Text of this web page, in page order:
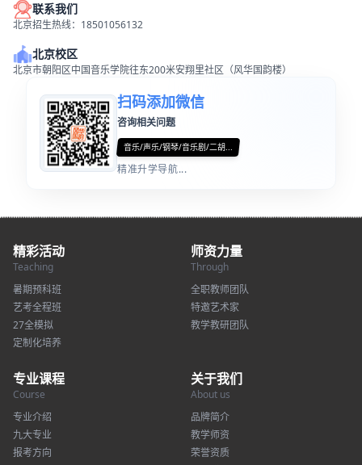
联系我们
北京招生热线：18501056132
北京校区
北京市朝阳区中国音乐学院往东200米安翔里社区（风华国韵楼）
扫码添加微信
咨询相关问题
音乐/声乐/钢琴/音乐剧/二胡...
精准升学导航...
精彩活动
Teaching
暑期预科班
艺考全程班
27全模拟
定制化培养
师资力量
Through
全职教师团队
特邀艺术家
教学教研团队
专业课程
Course
专业介绍
九大专业
报考方向
关于我们
About us
品牌简介
教学师资
荣誉资质